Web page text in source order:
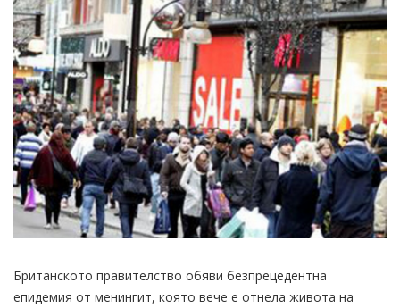
Британското правителство обяви безпрецедентна
епидемия от менингит, която вече е отнела живота на